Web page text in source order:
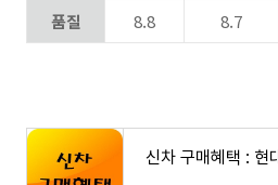
품질
8.8 8.7